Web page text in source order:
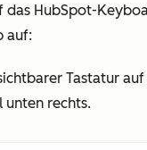
das HubSpot-
auf:
Tastatur auf
unten rechts.